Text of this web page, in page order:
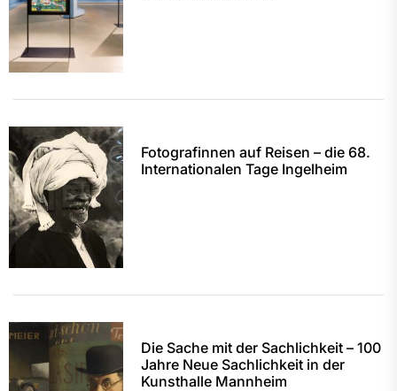
Fotografinnen auf Reisen – die 68.
Internationalen Tage Ingelheim
Die Sache mit der Sachlichkeit – 100
Jahre Neue Sachlichkeit in der
Kunsthalle Mannheim